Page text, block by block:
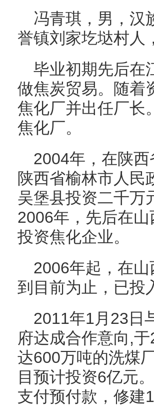
冯青琪，男，汉
誉镇刘家圪垯村人
毕业初期先后在
做焦炭贸易。随着
焦化厂并出任厂长
焦化厂。
2004年，在陕
陕西省榆林市人民
吴堡县投资二千
2006年，先后在
投资焦化企业。
2006年起，在
到目前为止，已投
2011年1月23日
府达成合作意向,
达600万吨的洗煤
目预计投资6亿元
支付预付款，修建